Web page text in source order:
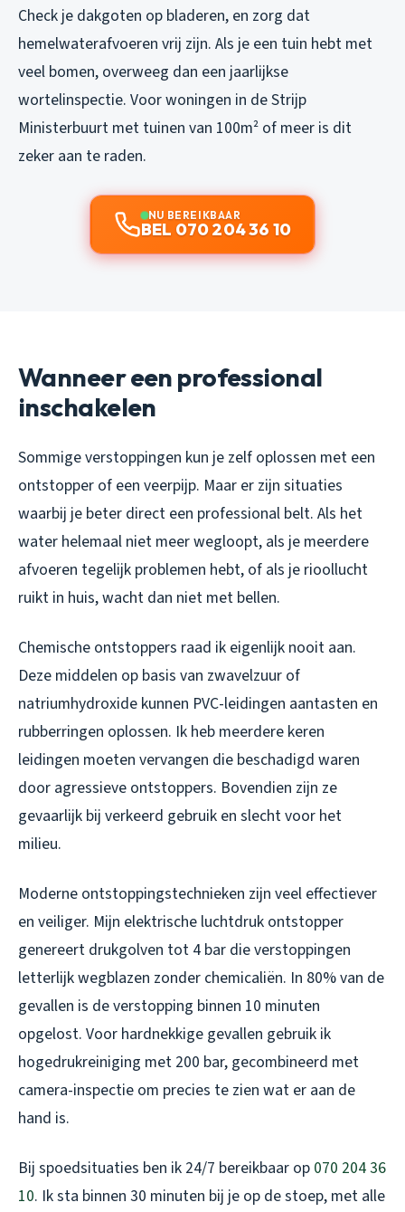
Check je dakgoten op bladeren, en zorg dat
hemelwaterafvoeren vrij zijn. Als je een tuin hebt met
veel bomen, overweeg dan een jaarlijkse
wortelinspectie. Voor woningen in de Strijp
Ministerbuurt met tuinen van 100m² of meer is dit
zeker aan te raden.
NU BEREIKBAAR
BEL 070 204 36 10
Wanneer een professional
inschakelen
Sommige verstoppingen kun je zelf oplossen met een
ontstopper of een veerpijp. Maar er zijn situaties
waarbij je beter direct een professional belt. Als het
water helemaal niet meer wegloopt, als je meerdere
afvoeren tegelijk problemen hebt, of als je rioollucht
ruikt in huis, wacht dan niet met bellen.
Chemische ontstoppers raad ik eigenlijk nooit aan.
Deze middelen op basis van zwavelzuur of
natriumhydroxide kunnen PVC-leidingen aantasten en
rubberringen oplossen. Ik heb meerdere keren
leidingen moeten vervangen die beschadigd waren
door agressieve ontstoppers. Bovendien zijn ze
gevaarlijk bij verkeerd gebruik en slecht voor het
milieu.
Moderne ontstoppingstechnieken zijn veel effectiever
en veiliger. Mijn elektrische luchtdruk ontstopper
genereert drukgolven tot 4 bar die verstoppingen
letterlijk wegblazen zonder chemicaliën. In 80% van de
gevallen is de verstopping binnen 10 minuten
opgelost. Voor hardnekkige gevallen gebruik ik
hogedrukreiniging met 200 bar, gecombineerd met
camera-inspectie om precies te zien wat er aan de
hand is.
Bij spoedsituaties ben ik 24/7 bereikbaar op 070 204 36
10. Ik sta binnen 30 minuten bij je op de stoep, met alle